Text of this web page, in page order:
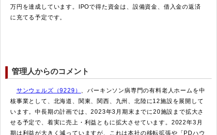
万円を達成しています。IPOで得た資金は、設備資金、借入金の返済
に充てる予定です。
管理人からのコメント
サンウェルズ（9229） 、パーキンソン病専門の有料老人ホームを中
核事業として、北海道、関東、関西、九州、北陸に12施設を展開して
います。中長期の計画では、2023年3月期末までに20施設まで拡大さ
せる予定で、着実に売上・利益ともに拡大させています。2022年3月
期は利益が大きく減っていますが、これは本社の移転拡張や「PDハウ